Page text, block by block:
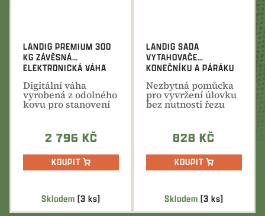
Skladem(3 ks)
LANDIG PREMIUM 300
KG ZÁVĚSNÁ
ELEKTRONICKÁ VÁHA
Digitální váha
vyrobená z odolného
kovu pro stanovení
hmotnosti až do 300
2 796 KČ
KOUPIT
Skladem (3 ks)
LANDIG SADA
VYTAHOVAČE
KONEČNÍKU A PÁRÁKU
Nezbytná pomůcka
pro vyvržení úlovku
bez nutnosti řezu
828 KČ
KOUPIT